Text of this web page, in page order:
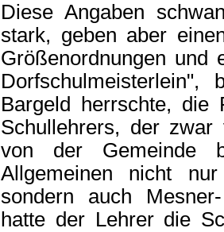
Diese Angaben
stark, geben aber
Größenordnungen und
Bargeld herrschte,
Schullehrers, der zwar
von der Gemeinde
Allgemeinen nicht
sondern auch
hatte der Lehrer die